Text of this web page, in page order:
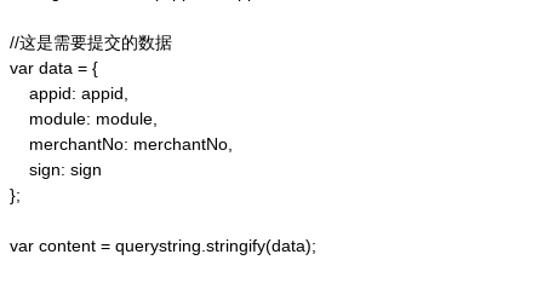
//这是需要提交的数据
var data = {
    appid: appid,
    module: module,
    merchantNo: merchantNo,
    sign: sign
};
var content = querystring.stringify(data);